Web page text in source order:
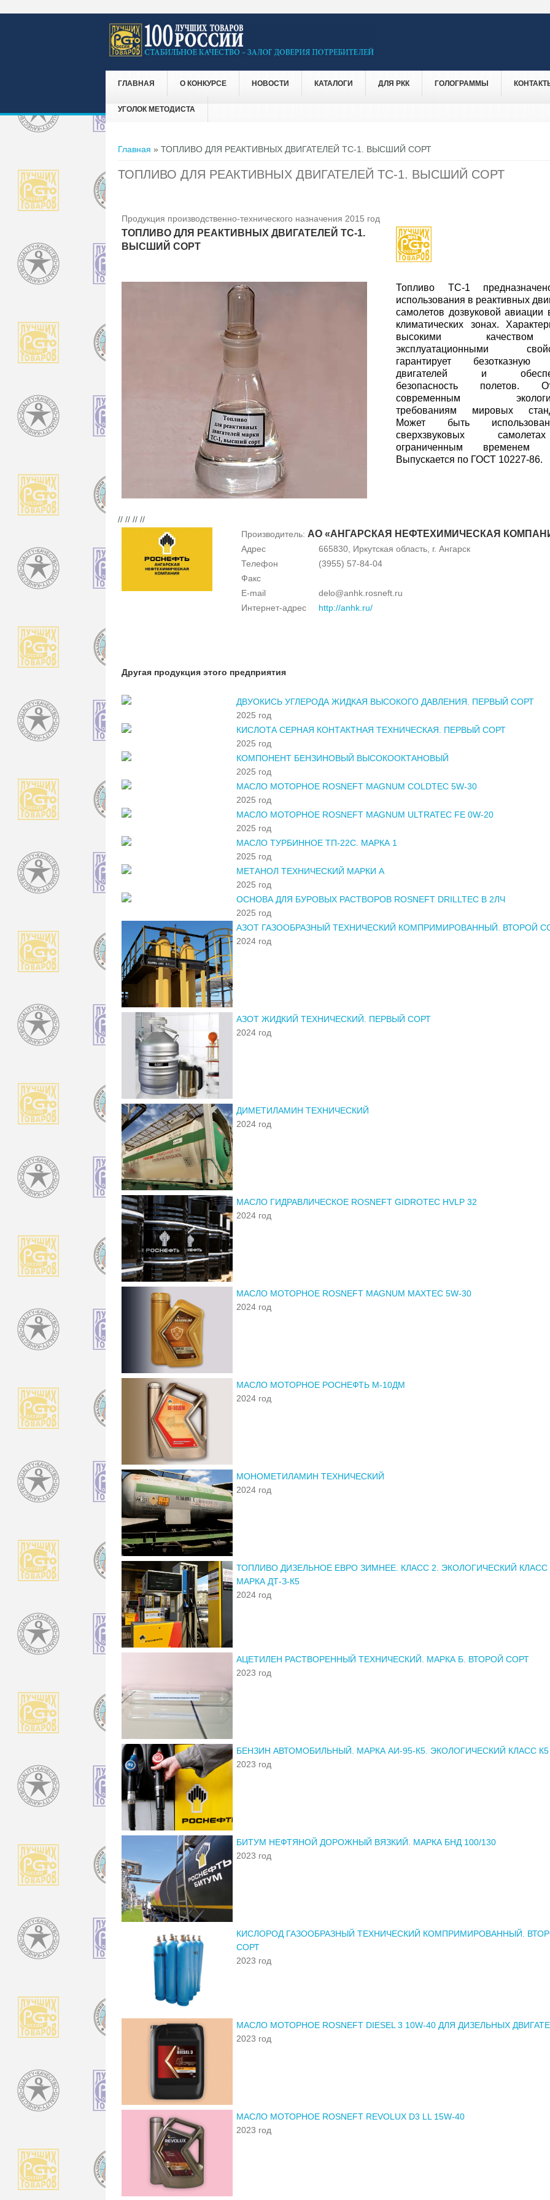
ГЛАВНАЯ О КОНКУРСЕ НОВОСТИ КАТАЛОГИ ДЛЯ РКК ГОЛОГРАММЫ
УГОЛОК МЕТОДИСТА
Вы здесь
Главная » ТОПЛИВО ДЛЯ РЕАКТИВНЫХ ДВИГАТЕЛЕЙ ТС-1. ВЫСШИЙ СОРТ
ТОПЛИВО ДЛЯ РЕАКТИВНЫХ ДВИГАТЕЛЕЙ ТС-1. ВЫСШИЙ СОРТ
Продукция производственно-технического назначения 2015 год
ТОПЛИВО ДЛЯ РЕАКТИВНЫХ ДВИГАТЕЛЕЙ ТС-1.
ВЫСШИЙ СОРТ
Топливо ТС-1
использования в реактивных
самолетов дозвуковой авиации
климатических зонах.
высокими
эксплуатационными
гарантирует безотказную
двигателей и
безопасность полетов.
современным
требованиям мировых
Может быть
сверхзвуковых
ограниченным временем
Выпускается по ГОСТ 10227-86.
// // // //
Производитель: АО «АНГАРСКАЯ НЕФТЕХИМИЧЕСКАЯ
Адрес
665830, Иркутская область, г. Ангарск
Телефон
(3955) 57-84-04
Факс
E-mail
delo@anhk.rosneft.ru
Интернет-адрес
http://anhk.ru/
Другая продукция этого предприятия
ДВУОКИСЬ УГЛЕРОДА ЖИДКАЯ ВЫСОКОГО ДАВЛЕНИЯ. ПЕРВЫЙ СОРТ
2025 год
КИСЛОТА СЕРНАЯ КОНТАКТНАЯ ТЕХНИЧЕСКАЯ. ПЕРВЫЙ СОРТ
2025 год
КОМПОНЕНТ БЕНЗИНОВЫЙ ВЫСОКООКТАНОВЫЙ
2025 год
МАСЛО МОТОРНОЕ ROSNEFT MAGNUM COLDTEC 5W-30
2025 год
МАСЛО МОТОРНОЕ ROSNEFT MAGNUM ULTRATEC FE 0W-20
2025 год
МАСЛО ТУРБИННОЕ ТП-22С. МАРКА 1
2025 год
МЕТАНОЛ ТЕХНИЧЕСКИЙ МАРКИ А
2025 год
ОСНОВА ДЛЯ БУРОВЫХ РАСТВОРОВ ROSNEFT DRILLTEC В 2ЛЧ
2025 год
АЗОТ ГАЗООБРАЗНЫЙ ТЕХНИЧЕСКИЙ КОМПРИМИРОВАННЫЙ. ВТОРОЙ
2024 год
АЗОТ ЖИДКИЙ ТЕХНИЧЕСКИЙ. ПЕРВЫЙ СОРТ
2024 год
ДИМЕТИЛАМИН ТЕХНИЧЕСКИЙ
2024 год
МАСЛО ГИДРАВЛИЧЕСКОЕ ROSNEFT GIDROTEC HVLP 32
2024 год
МАСЛО МОТОРНОЕ ROSNEFT MAGNUM MAXTEC 5W-30
2024 год
МАСЛО МОТОРНОЕ РОСНЕФТЬ М-10ДМ
2024 год
МОНОМЕТИЛАМИН ТЕХНИЧЕСКИЙ
2024 год
ТОПЛИВО ДИЗЕЛЬНОЕ ЕВРО ЗИМНЕЕ. КЛАСС 2. ЭКОЛОГИЧЕСКИЙ КЛАСС
МАРКА ДТ-З-К5
2024 год
АЦЕТИЛЕН РАСТВОРЕННЫЙ ТЕХНИЧЕСКИЙ. МАРКА Б. ВТОРОЙ СОРТ
2023 год
БЕНЗИН АВТОМОБИЛЬНЫЙ. МАРКА АИ-95-К5. ЭКОЛОГИЧЕСКИЙ КЛАСС К5
2023 год
БИТУМ НЕФТЯНОЙ ДОРОЖНЫЙ ВЯЗКИЙ. МАРКА БНД 100/130
2023 год
КИСЛОРОД ГАЗООБРАЗНЫЙ ТЕХНИЧЕСКИЙ КОМПРИМИРОВАННЫЙ.
СОРТ
2023 год
МАСЛО МОТОРНОЕ ROSNEFT DIESEL 3 10W-40 ДЛЯ ДИЗЕЛЬНЫХ
2023 год
МАСЛО МОТОРНОЕ ROSNEFT REVOLUX D3 LL 15W-40
2023 год